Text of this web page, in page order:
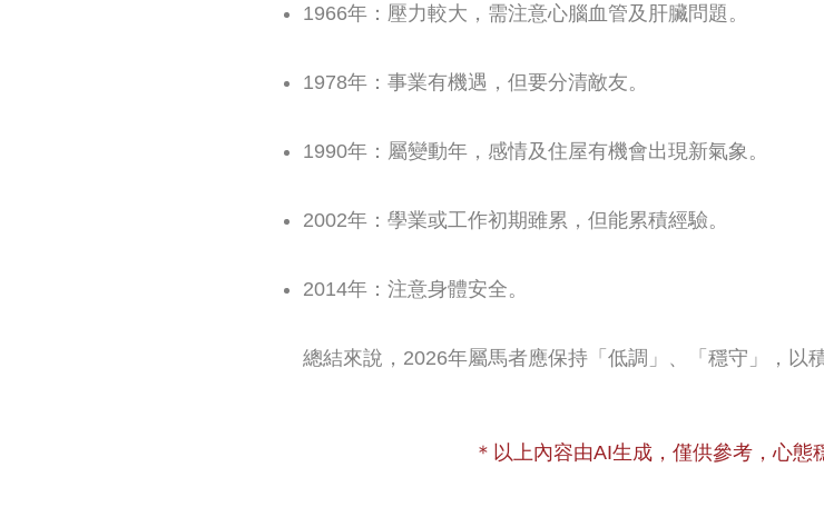
1966年：壓力較大，需注意心腦血管及肝臟問題。
1978年：事業有機遇，但要分清敵友。
1990年：屬變動年，感情及住屋有機會出現新氣象。
2002年：學業或工作初期雖累，但能累積經驗。
2014年：注意身體安全。
總結來說，2026年屬馬者應保持「低調」、「穩守」，以
＊以上內容由AI生成，僅供參考 ，心態